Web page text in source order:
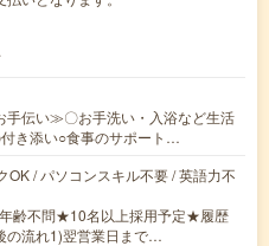
伝い≫〇お手洗い・入浴など生活
き添い○食事のサポート…
OK / パソコンスキル不要 / 英語力不
齢不問★10名以上採用予定★履歴
の流れ1)翌営業日まで…